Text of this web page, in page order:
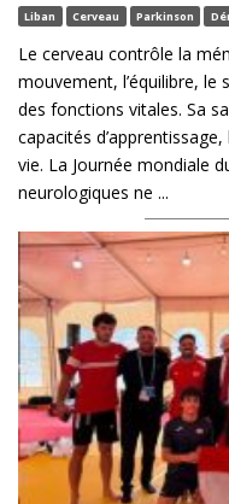
Liban Cerveau Parkinson
Le cerveau contrôle la
mouvement, l’équilibre,
des fonctions vitales. Sa
capacités
vie. La Journée mondiale
neurologiques ne ...